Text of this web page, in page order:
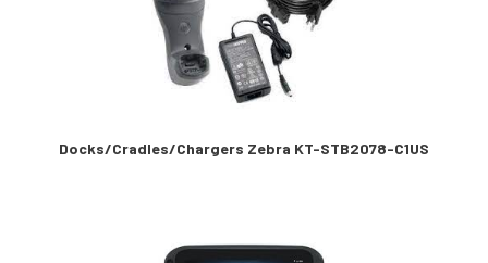
Docks/Cradles/Chargers Zebra KT-STB2078-C1US